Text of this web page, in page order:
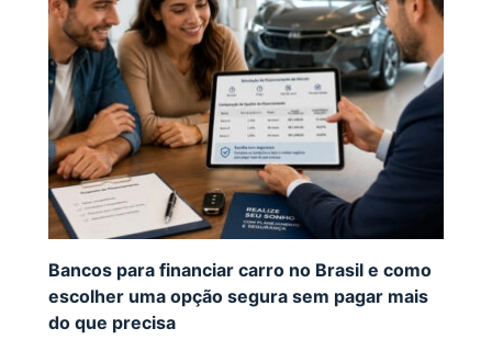
Bancos para financiar carro no Brasil e como
escolher uma opção segura sem pagar mais
do que precisa